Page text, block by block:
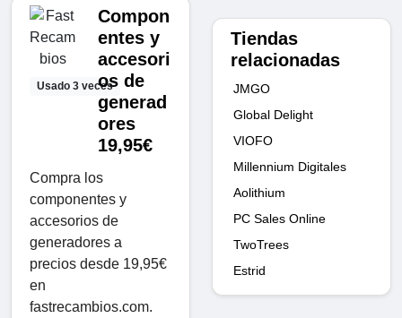
Usado 3 veces
Compon
entes y
accesori
os de
generad
ores
19,95€
Compra los
componentes y
accesorios de
generadores a
precios desde 19,95€
en
fastrecambios.com.
Tiendas
relacionadas
JMGO
Global Delight
VIOFO
Millennium Digitales
Aolithium
PC Sales Online
TwoTrees
Estrid